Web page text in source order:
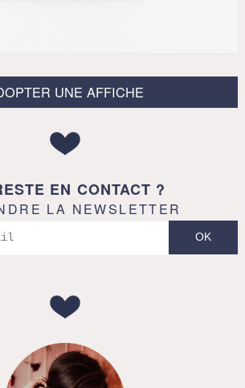
UNE AFFICHE
EN CONTACT ?
LA NEWSLETTER